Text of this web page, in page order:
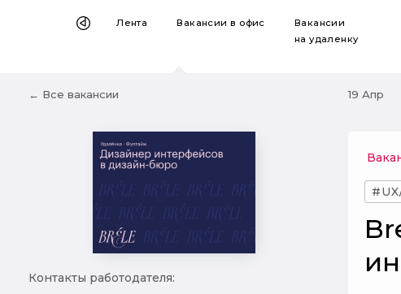
Лента Вакансиив офис
Вакансии
на удаленку
← Все вакансии 19 Апр
Контакты работодателя: